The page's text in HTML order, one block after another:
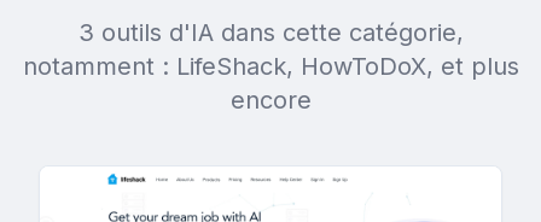
3 outils d'IA dans cette catégorie,
notamment : LifeShack, HowToDoX, et plus
encore